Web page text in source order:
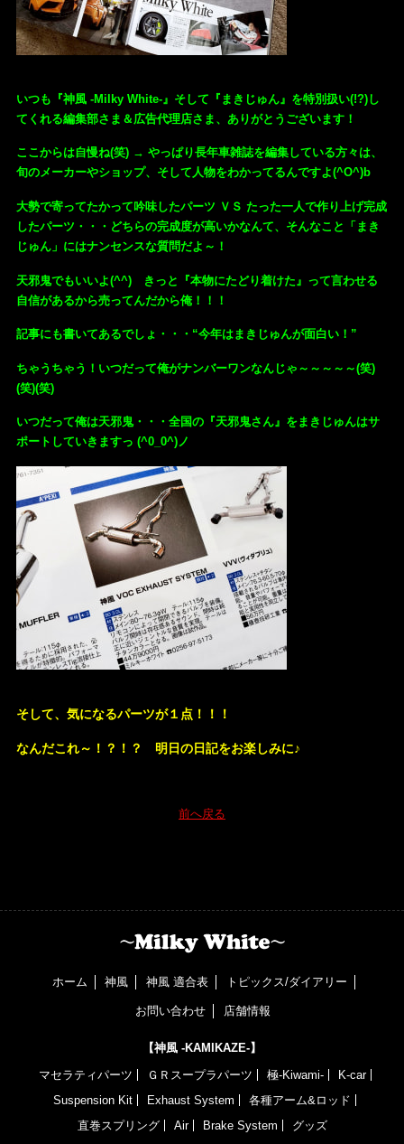
いつも『神風 -Milky White-』そして『まきじゅん』を特別扱い(!?)し
てくれる編集部さま＆広告代理店さま、ありがとうございます！
ここからは自慢ね(笑) → やっぱり長年車雑誌を編集している方々は、
旬のメーカーやショップ、そして人物をわかってるんですよ(^O^)b
大勢で寄ってたかって吟味したパーツ ＶＳ たった一人で作り上げ完成
したパーツ・・・どちらの完成度が高いかなんて、そんなこと「まき
じゅん」にはナンセンスな質問だよ～！
天邪鬼でもいいよ(^^) きっと『本物にたどり着けた』って言わせる
自信があるから売ってんだから俺！！！
記事にも書いてあるでしょ・・・“今年はまきじゅんが面白い！”
ちゃうちゃう！いつだって俺がナンバーワンなんじゃ～～～～～(笑)
(笑)(笑)
いつだって俺は天邪鬼・・・全国の『天邪鬼さん』をまきじゅんはサ
ポートしていきますっ (^0_0^)ノ
そして、気になるパーツが１点！！！
なんだこれ～！？！？ 明日の日記をお楽しみに♪
前へ戻る
ホーム 神風 神風 適合表 トピックス/ダイアリー
お問い合わせ 店舗情報
【神風 -KAMIKAZE-】
マセラティパーツ
ＧＲスープラパーツ 極-Kiwami-
K-car
Suspension Kit
Exhaust System
各種アーム&ロッド
直巻スプリング
Air Brake System グッズ